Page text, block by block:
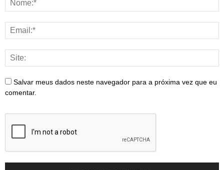
Salvar meus dados neste navegador para a próxima vez que eu
comentar.